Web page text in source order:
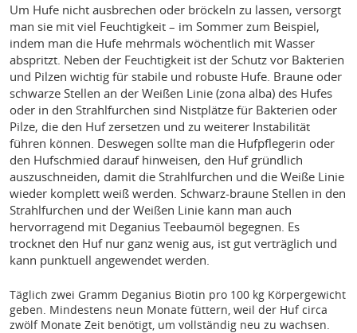
Um Hufe nicht ausbrechen oder bröckeln zu lassen, versorgt
man sie mit viel Feuchtigkeit – im Sommer zum Beispiel,
indem man die Hufe mehrmals wöchentlich mit Wasser
abspritzt. Neben der Feuchtigkeit ist der Schutz vor Bakterien
und Pilzen wichtig für stabile und robuste Hufe. Braune oder
schwarze Stellen an der Weißen Linie (zona alba) des Hufes
oder in den Strahlfurchen sind Nistplätze für Bakterien oder
Pilze, die den Huf zersetzen und zu weiterer Instabilität
führen können. Deswegen sollte man die Hufpflegerin oder
den Hufschmied darauf hinweisen, den Huf gründlich
auszuschneiden, damit die Strahlfurchen und die Weiße Linie
wieder komplett weiß werden. Schwarz-braune Stellen in den
Strahlfurchen und der Weißen Linie kann man auch
hervorragend mit Deganius Teebaumöl begegnen. Es
trocknet den Huf nur ganz wenig aus, ist gut verträglich und
kann punktuell angewendet werden.
Täglich zwei Gramm Deganius Biotin pro 100 kg Körpergewicht
geben. Mindestens neun Monate füttern, weil der Huf circa
zwölf Monate Zeit benötigt, um vollständig neu zu wachsen.